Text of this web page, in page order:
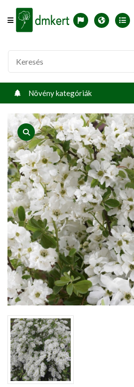
Offcanvas Menu Open
English version
Télállósági
Növény kategóriák
product view